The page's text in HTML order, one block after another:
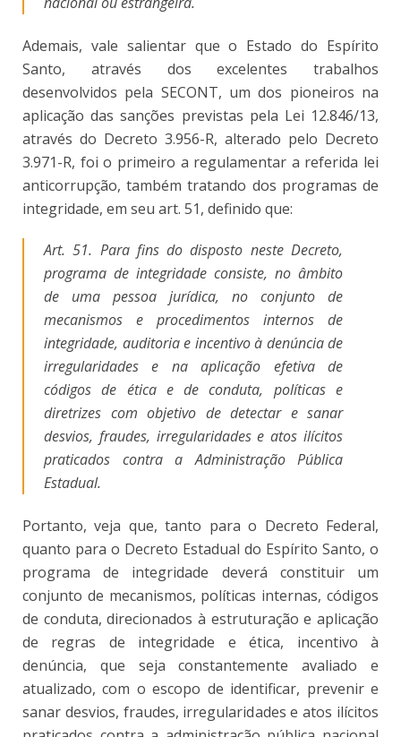
Ademais, vale salientar que o Estado do Espírito
Santo, através dos excelentes trabalhos
desenvolvidos pela SECONT, um dos pioneiros na
aplicação das sanções previstas pela Lei 12.846/13,
através do Decreto 3.956-R, alterado pelo Decreto
3.971-R, foi o primeiro a regulamentar a referida lei
anticorrupção, também tratando dos programas de
integridade, em seu art. 51, definido que:
Art. 51. Para fins do disposto neste Decreto,
programa de integridade consiste, no âmbito
de uma pessoa jurídica, no conjunto de
mecanismos e procedimentos internos de
integridade, auditoria e incentivo à denúncia de
irregularidades e na aplicação efetiva de
códigos de ética e de conduta, políticas e
diretrizes com objetivo de detectar e sanar
desvios, fraudes, irregularidades e atos ilícitos
praticados contra a Administração Pública
Estadual.
Portanto, veja que, tanto para o Decreto Federal,
quanto para o Decreto Estadual do Espírito Santo, o
programa de integridade deverá constituir um
conjunto de mecanismos, políticas internas, códigos
de conduta, direcionados à estruturação e aplicação
de regras de integridade e ética, incentivo à
denúncia, que seja constantemente avaliado e
atualizado, com o escopo de identificar, prevenir e
sanar desvios, fraudes, irregularidades e atos ilícitos